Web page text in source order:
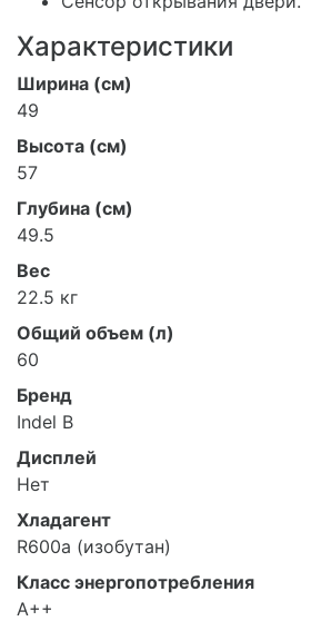
Характеристики
Ширина (см)
49
Высота (см)
57
Глубина (см)
49.5
Вес
22.5 кг
Общий объем (л)
60
Бренд
Indel B
Дисплей
Нет
Хладагент
R600a (изобутан)
Класс энергопотребления
A++